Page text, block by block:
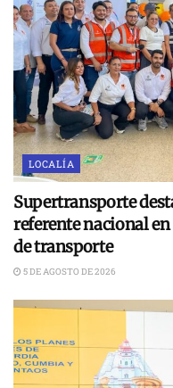
LOCALÍA
Supertransporte
referente nacional
de transporte
5 DE AGOSTO DE 2026